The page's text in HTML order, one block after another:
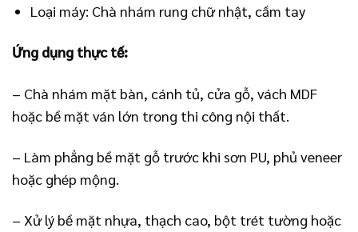
Loại máy: Chà nhám rung chữ nhật, cầm tay
Ứng dụng thực tế:
– Chà nhám mặt bàn, cánh tủ, cửa gỗ, vách MDF
hoặc bề mặt ván lớn trong thi công nội thất.
– Làm phẳng bề mặt gỗ trước khi sơn PU, phủ veneer
hoặc ghép mộng.
– Xử lý bề mặt nhựa, thạch cao, bột trét tường hoặc